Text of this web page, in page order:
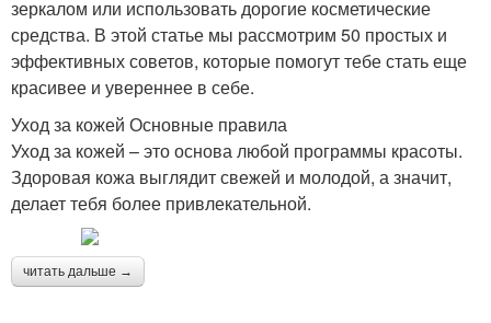
зеркалом или использовать дорогие косметические
средства. В этой статье мы рассмотрим 50 простых и
эффективных советов, которые помогут тебе стать еще
красивее и увереннее в себе.
Уход за кожей Основные правила
Уход за кожей – это основа любой программы красоты.
Здоровая кожа выглядит свежей и молодой, а значит,
делает тебя более привлекательной.
читать дальше →